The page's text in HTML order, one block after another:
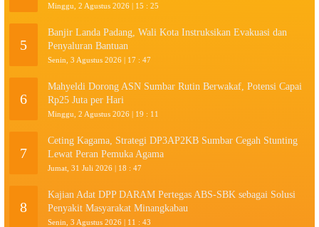
Minggu, 2 Agustus 2026 | 15 : 25
5
Banjir Landa Padang, Wali Kota Instruksikan Evakuasi dan
Penyaluran Bantuan
Senin, 3 Agustus 2026 | 17 : 47
6
Mahyeldi Dorong ASN Sumbar Rutin Berwakaf, Potensi Capai
Rp25 Juta per Hari
Minggu, 2 Agustus 2026 | 19 : 11
7
Ceting Kagama, Strategi DP3AP2KB Sumbar Cegah Stunting
Lewat Peran Pemuka Agama
Jumat, 31 Juli 2026 | 18 : 47
8
Kajian Adat DPP DARAM Pertegas ABS-SBK sebagai Solusi
Penyakit Masyarakat Minangkabau
Senin, 3 Agustus 2026 | 11 : 43